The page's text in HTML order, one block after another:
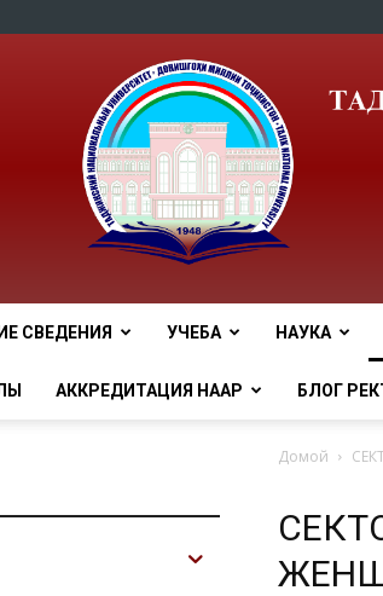
СВЕДЕНИЯ УЧЕБА НАУКА
АККРЕДИТАЦИЯ НААР БЛОГ
Домой